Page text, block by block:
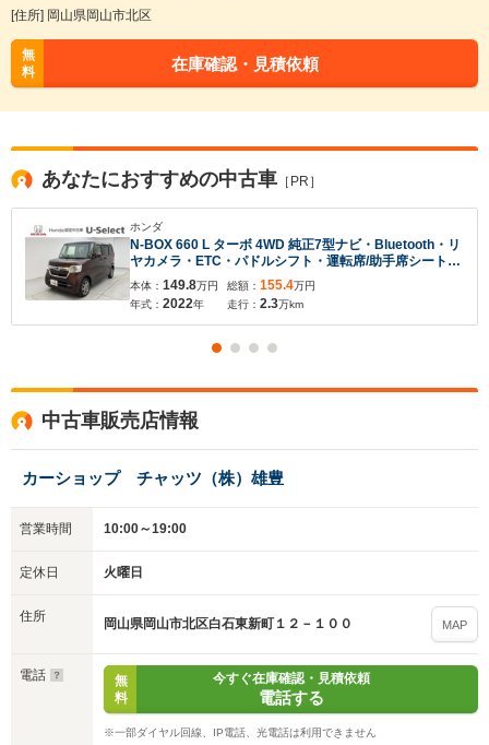
[住所] 岡山県岡山市北区
無
料
在庫確認・見積依頼
あなたにおすすめの中古車 ［PR］
ホンダ
N-BOX 660 L ターボ 4WD 純正7型ナビ・Bluetooth・リ
ヤカメラ・ETC・パドルシフト・運転席/助手席シートヒ
ーター・シートバックテーブル・Honda SENSING
本体： 149.8万円
年式： 2022年
総額： 155.4万円
走行： 2.3万km
中古車販売店情報
カーショップ チャッツ（株）雄豊
営業時間 10:00～19:00
定休日 火曜日
住所 岡山県岡山市北区白石東新町１２－１００ MAP
電話
無
料
今すぐ在庫確認・見積依頼
電話する
※一部ダイヤル回線、IP電話、光電話は利用できません